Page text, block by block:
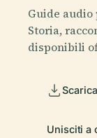
Guide audio
Storia,
disponibili
Unisciti a